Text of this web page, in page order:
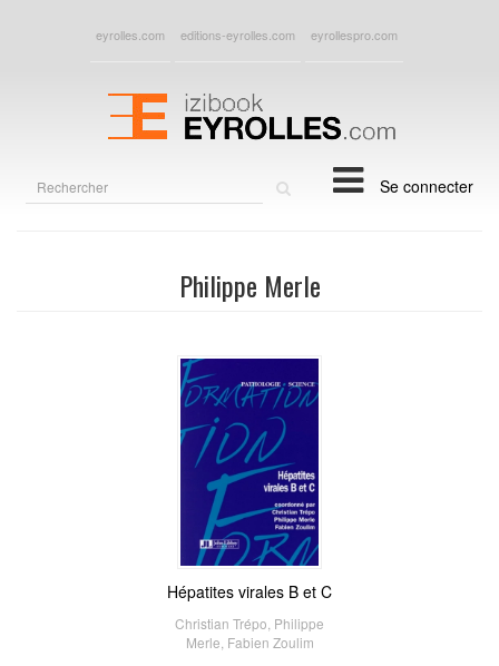
eyrolles.com editions-eyrolles.com eyrollespro.com
Se connecter
Philippe Merle
Hépatites virales B et C
Christian Trépo Philippe
Merle Fabien Zoulim